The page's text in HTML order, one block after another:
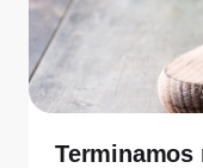
Terminamos